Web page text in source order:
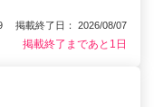
掲載終了日： 2026/08/07
掲載終了まであと1日